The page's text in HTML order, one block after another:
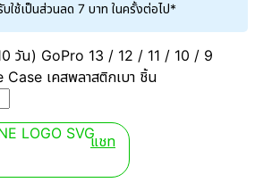
บใช้เป็นส่วนลด 7 บาท ในครั้งต่อไป*
วัน) GoPro 13 / 12 / 11 / 10 / 9
เคสพลาสติกเบา ชิ้น
แชท